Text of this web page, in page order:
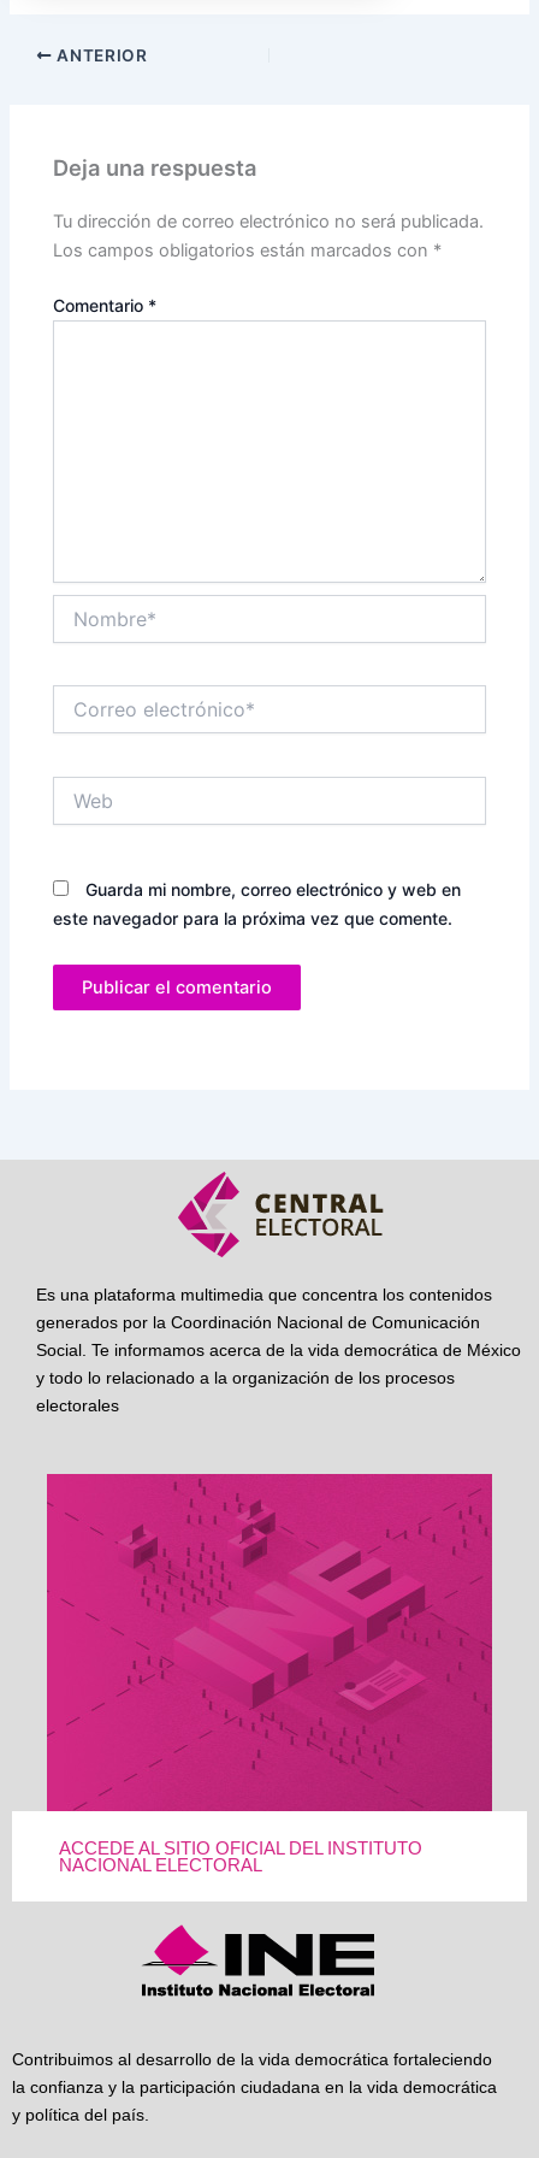
ANTERIOR
Deja una respuesta
Tu dirección de correo electrónico no será publicada.
Los campos obligatorios están marcados con *
Comentario *
electrónico*
Guarda mi nombre, correo electrónico y web en
este navegador para la próxima vez que comente.
Es una plataforma multimedia que concentra los contenidos
generados por la Coordinación Nacional de Comunicación
Social. Te informamos acerca de la vida democrática de México
y todo lo relacionado a la organización de los procesos
electorales
ACCEDE AL SITIO OFICIAL DEL INSTITUTO
NACIONAL ELECTORAL
Contribuimos al desarrollo de la vida democrática fortaleciendo
la confianza y la participación ciudadana en la vida democrática
y política del país.